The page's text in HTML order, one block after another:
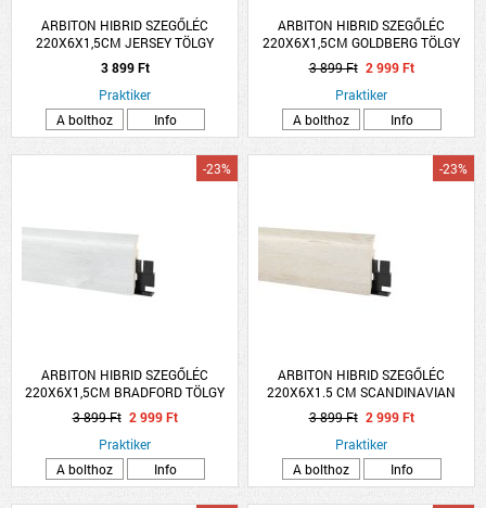
ARBITON HIBRID SZEGŐLÉC
220X6X1,5CM JERSEY TÖLGY
VIGO60
3 899 Ft
Praktiker
A bolthoz
Info
ARBITON HIBRID SZEGŐLÉC
220X6X1,5CM GOLDBERG TÖLGY
VIGO 60
3 899 Ft 2 999 Ft
Praktiker
A bolthoz
Info
ARBITON HIBRID SZEGŐLÉC
220X6X1,5CM BRADFORD TÖLGY
VIGO60
-23%
3 899 Ft 2 999 Ft
Praktiker
A bolthoz
Info
ARBITON HIBRID SZEGŐLÉC
220X6X1.5 CM SCANDINAVIAN
TÖLGY VIGO60
-23%
3 899 Ft 2 999 Ft
Praktiker
A bolthoz
Info